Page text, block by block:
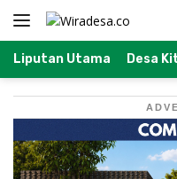
Langsung
Liputan Utama Desa